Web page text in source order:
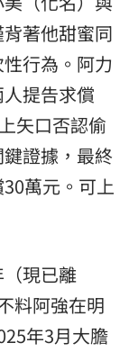
著他甜蜜同
行為。阿力
提告求償
矢口否認偷
證據，最終
萬元。可上
現已離
料阿強在明
年3月大膽